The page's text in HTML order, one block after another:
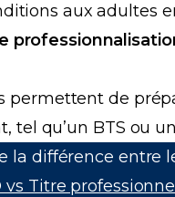
aux adultes
permettent de
tel qu’un BTS ou
la différence entre
vs Titre